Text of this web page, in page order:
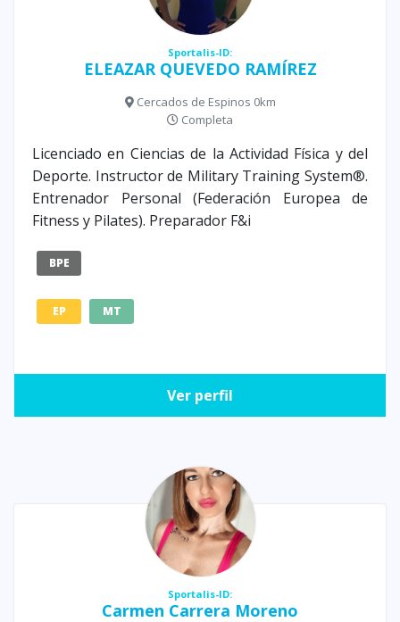
Sportalis-ID:
ELEAZAR QUEVEDO RAMÍREZ
Cercados de Espinos 0km
Completa
Licenciado en Ciencias de la Actividad Física y del
Deporte. Instructor de Military Training System®.
Entrenador Personal (Federación Europea de
Fitness y Pilates). Preparador F&i
BPE
EP MT
Ver perfil
Sportalis-ID:
Carmen Carrera Moreno